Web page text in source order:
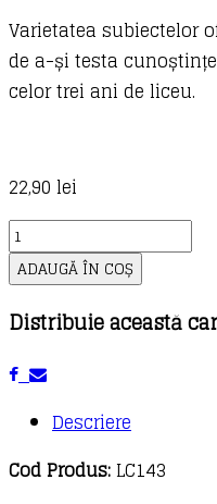
Varietatea subiectelor
de a-și testa
celor trei ani de liceu.
22,90 lei
Cantitate
Matematică
M2
Tehnologic.
-
Simulare
a
ADAUGĂ ÎN COȘ
Distribuie această
Descriere
Cod Produs:LC143